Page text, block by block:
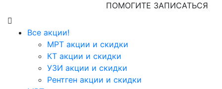
ПОМОГИТЕ ЗАПИСАТЬСЯ
Все акции!
МРТ акции и скидки
КТ акции и скидки
УЗИ акции и скидки
Рентген акции и скидки